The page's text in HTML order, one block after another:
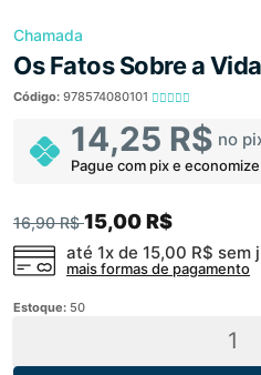
Chamada
Os Fatos Sobre a
Código: 978574080101
14,25 R$ no
Pague com pix e economize
16,90 R$15,00 R$
até 1x de 15,00 R$ sem
mais formas de pagamento
Estoque: 50